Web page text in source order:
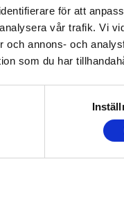
för att
vår trafik. Vi
och annons- och
som du har